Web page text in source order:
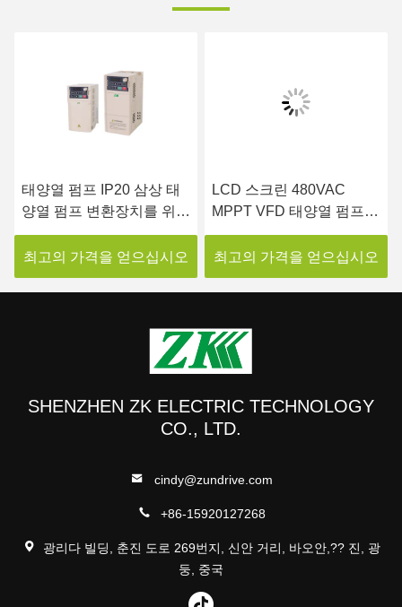
태양열 펌프 IP20 삼상 태
양열 펌프 변환장치를 위한
2.2kw 4.0kw VFD
최고의 가격을 얻으십시오
LCD 스크린 480VAC
MPPT VFD 태양열 펌프
변환장치 GPRS 원격 제어
최고의 가격을 얻으십시오
SHENZHEN ZK ELECTRIC TECHNOLOGY
CO., LTD.
cindy@zundrive.com
+86-15920127268
광리다 빌딩, 춘진 도로 269번지, 신안 거리, 바오안,?? 진, 광
둥, 중국